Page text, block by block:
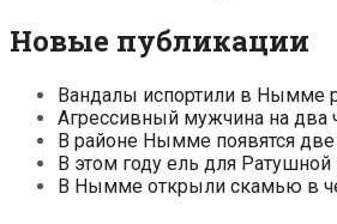
Новые публикации
Вандалы испортили в
Агрессивный мужчина на два
В районе Нымме появятся
В этом году ель для
В Нымме открыли скамью в